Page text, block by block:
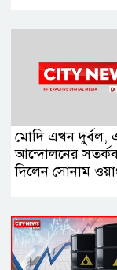
মোদি এখন দুর্বল,
আন্দোলনের
দিলেন সোনাম